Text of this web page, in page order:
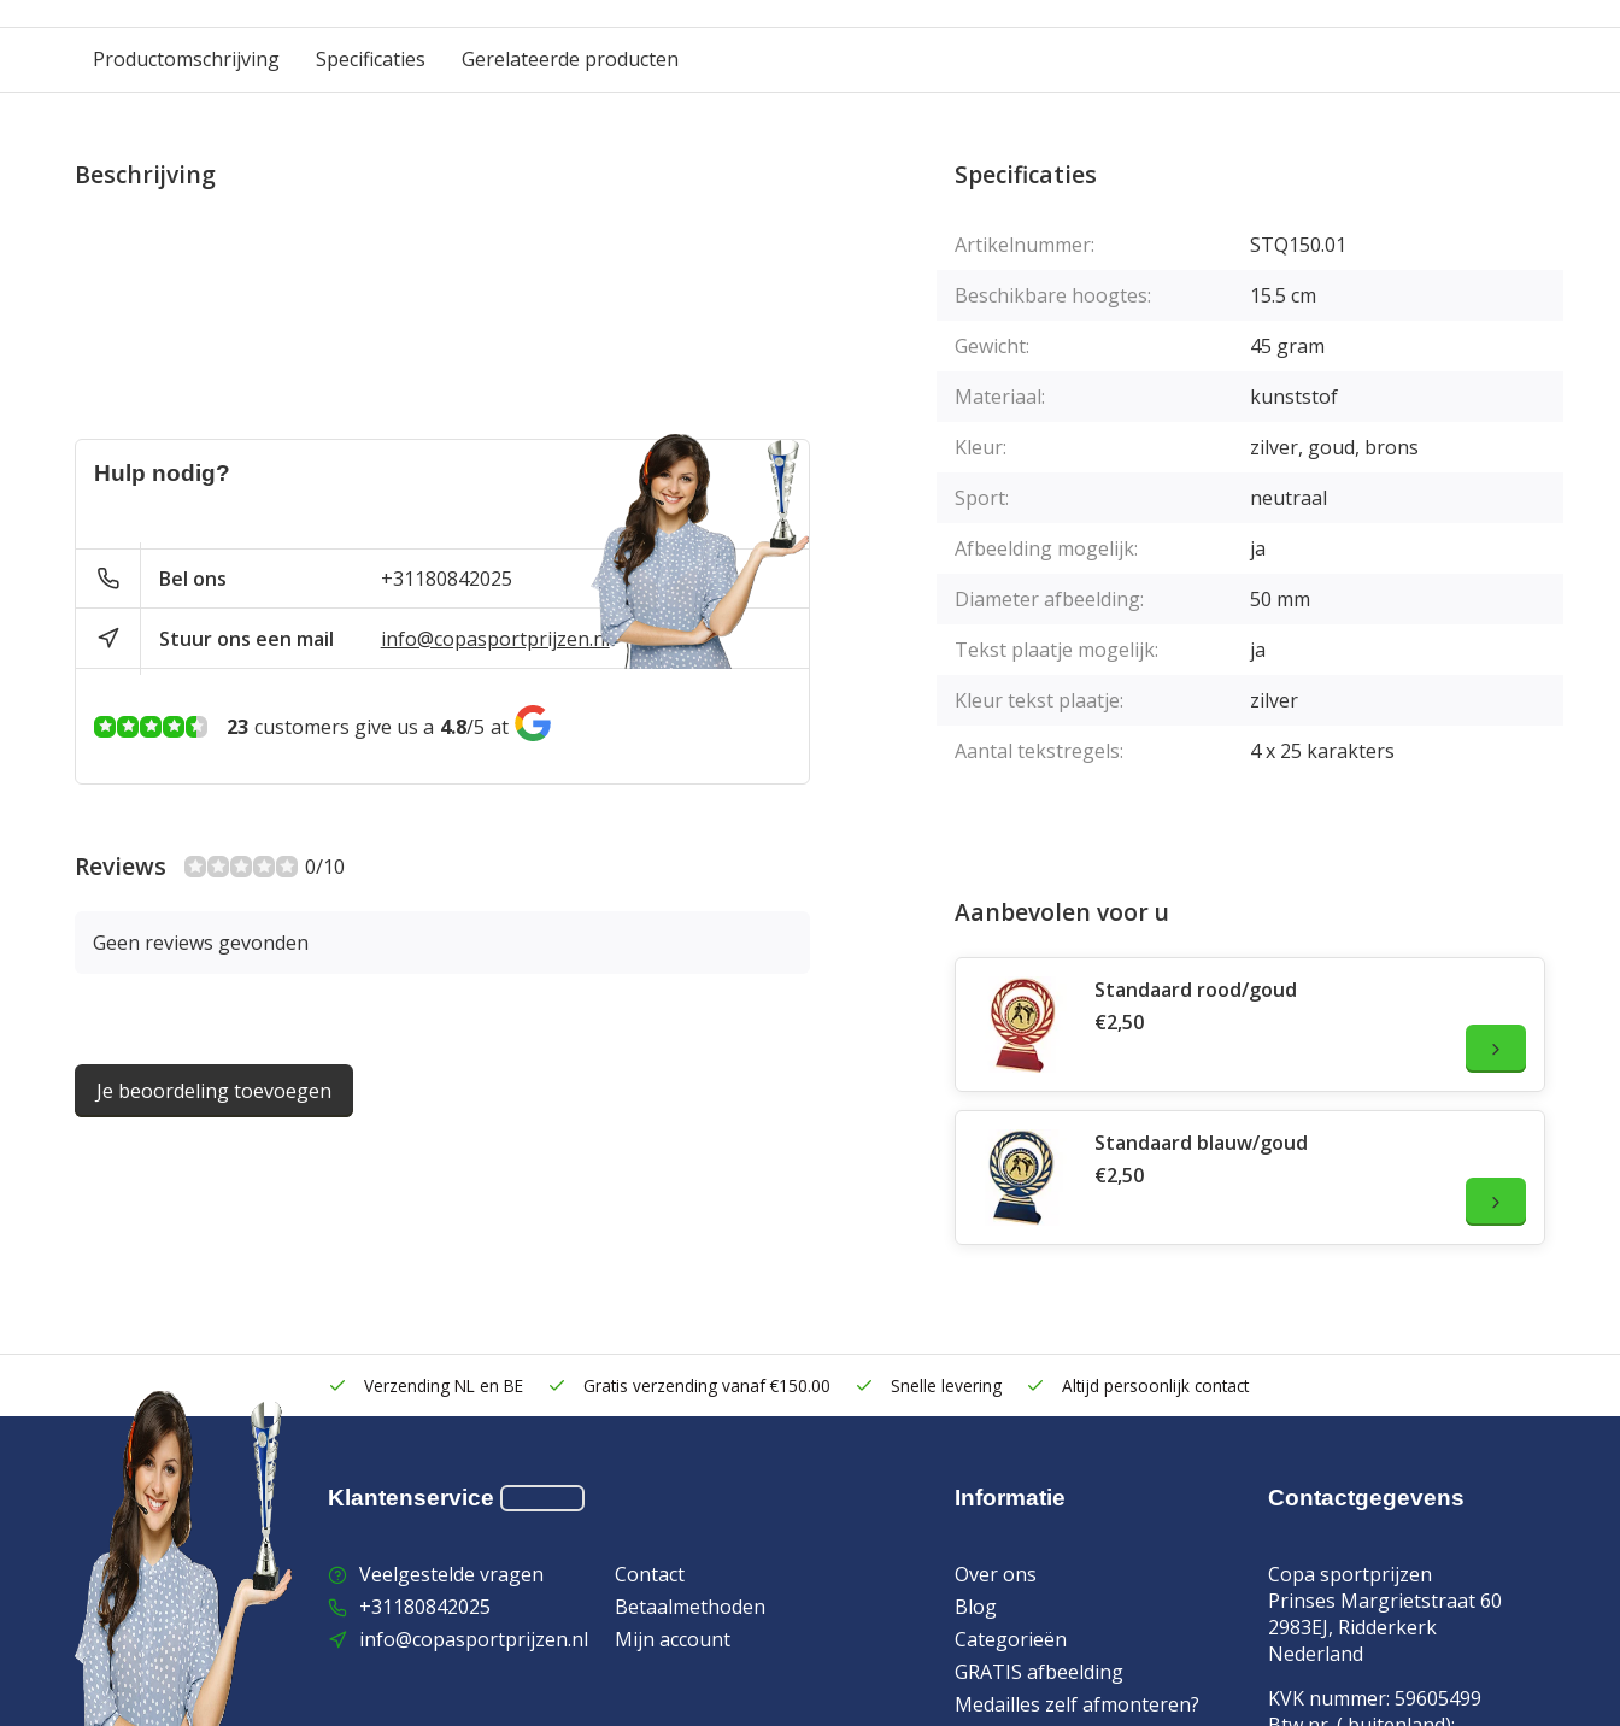
Productomschrijving Specificaties Gerelateerde producten
Beschrijving
Hulp nodig?
Bel ons +31180842025
Stuur ons een mail info@copasportprijzen.nl
23 customers give us a 4.8/5 at
Reviews 0/10
Geen reviews gevonden
Je beoordeling toevoegen
Specificaties
Artikelnummer:
STQ150.01
Beschikbare hoogtes:
15.5 cm
Gewicht:
45 gram
Materiaal:
kunststof
Kleur:
zilver, goud, brons
Sport:
neutraal
Afbeelding mogelijk:
ja
Diameter afbeelding:
50 mm
Tekst plaatje mogelijk:
ja
Kleur tekst plaatje:
zilver
Aantal tekstregels:
4 x 25 karakters
Aanbevolen voor u
Standaard rood/goud
€2,50
Standaard blauw/goud
€2,50
Verzending NL en BE Gratis verzending vanaf €150.00 Snelle levering Altijd persoonlijk contact
Klantenservice
Veelgestelde vragen
+31180842025
info@copasportprijzen.nl
Contact
Betaalmethoden
Mijn account
Informatie
Over ons
Blog
Categorieën
GRATIS afbeelding
Medailles zelf afmonteren?
Contactgegevens
Copa sportprijzen
Prinses Margrietstraat 60
2983EJ, Ridderkerk
Nederland
KVK nummer: 59605499